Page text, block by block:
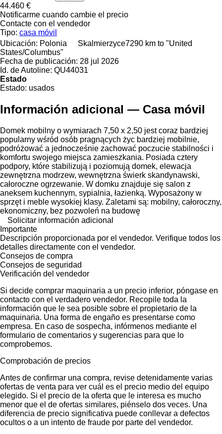
44.460 €
Notificarme cuando cambie el precio
Contacte con el vendedor
Tipo: casa móvil
Ubicación: Polonia Skalmierzyce7290 km to "United
States/Columbus"
Fecha de publicación: 28 jul 2026
Id. de Autoline: QU44031
Estado
Estado: usados
Información adicional — Casa móvil
Domek mobilny o wymiarach 7,50 x 2,50 jest coraz bardziej
popularny wśród osób pragnących życ bardziej mobilnie,
podróżować a jednocześnie zachować poczucie stabilności i
komfortu swojego miejsca zamieszkania. Posiada cztery
podpory, które stabilizują i poziomują domek, elewacja
zewnętrzna modrzew, wewnętrzna świerk skandynawski,
całoroczne ogrzewanie. W domku znajduje się salon z
aneksem kuchennym, sypialnia, łazienką. Wyposażony w
sprzęt i meble wysokiej klasy. Zaletami są: mobilny, całoroczny,
ekonomiczny, bez pozwoleń na budowę
Solicitar información adicional
Importante
Descripción proporcionada por el vendedor. Verifique todos los
detalles directamente con el vendedor.
Consejos de compra
Consejos de seguridad
Verificación del vendedor
Si decide comprar maquinaria a un precio inferior, póngase en
contacto con el verdadero vendedor. Recopile toda la
información que le sea posible sobre el propietario de la
maquinaria. Una forma de engaño es presentarse como
empresa. En caso de sospecha, infórmenos mediante el
formulario de comentarios y sugerencias para que lo
comprobemos.
Comprobación de precios
Antes de confirmar una compra, revise detenidamente varias
ofertas de venta para ver cuál es el precio medio del equipo
elegido. Si el precio de la oferta que le interesa es mucho
menor que el de ofertas similares, piénselo dos veces. Una
diferencia de precio significativa puede conllevar a defectos
ocultos o a un intento de fraude por parte del vendedor.